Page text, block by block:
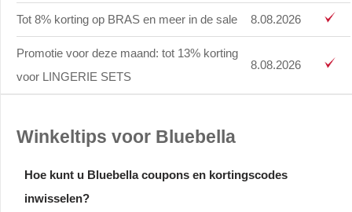
Tot 8% korting op BRAS en meer in de sale 8.08.2026
Promotie voor deze maand: tot 13% korting
voor LINGERIE SETS
8.08.2026
Winkeltips voor Bluebella
Hoe kunt u Bluebella coupons en kortingscodes
inwisselen?